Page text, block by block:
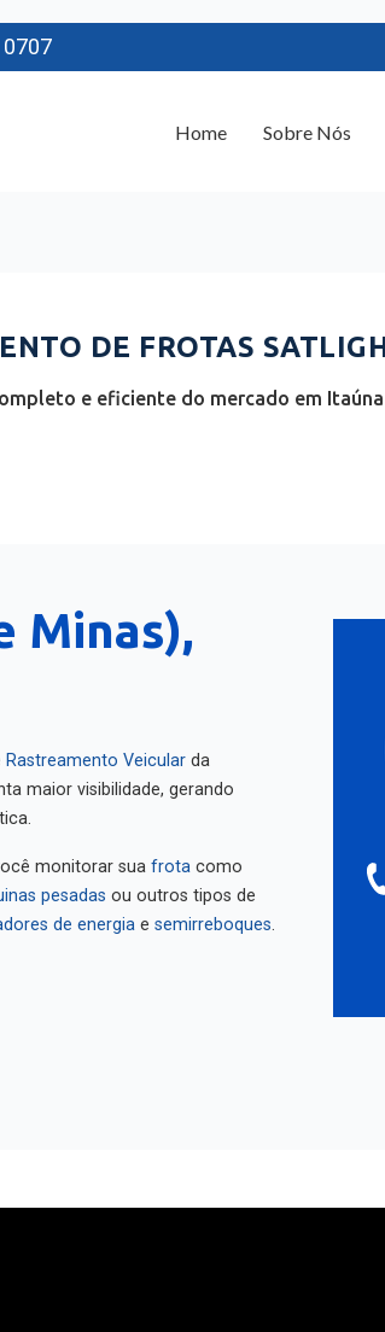
DE FROTAS
e eficiente do mercado em Itaúna
Minas),
Rastreamento Veicular
da
maior visibilidade, gerando
monitorar sua frota
pesadas
ou outros tipos de
de energia semirreboques